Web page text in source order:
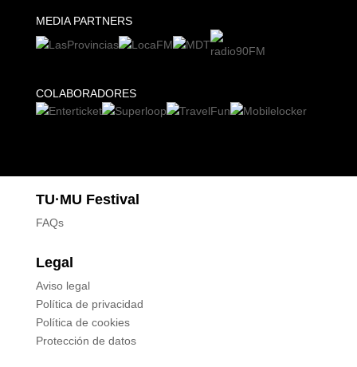
MEDIA PARTNERS
COLABORADORES
TU·MU Festival
FAQs
Legal
Aviso legal
Política de privacidad
Política de cookies
Protección de datos